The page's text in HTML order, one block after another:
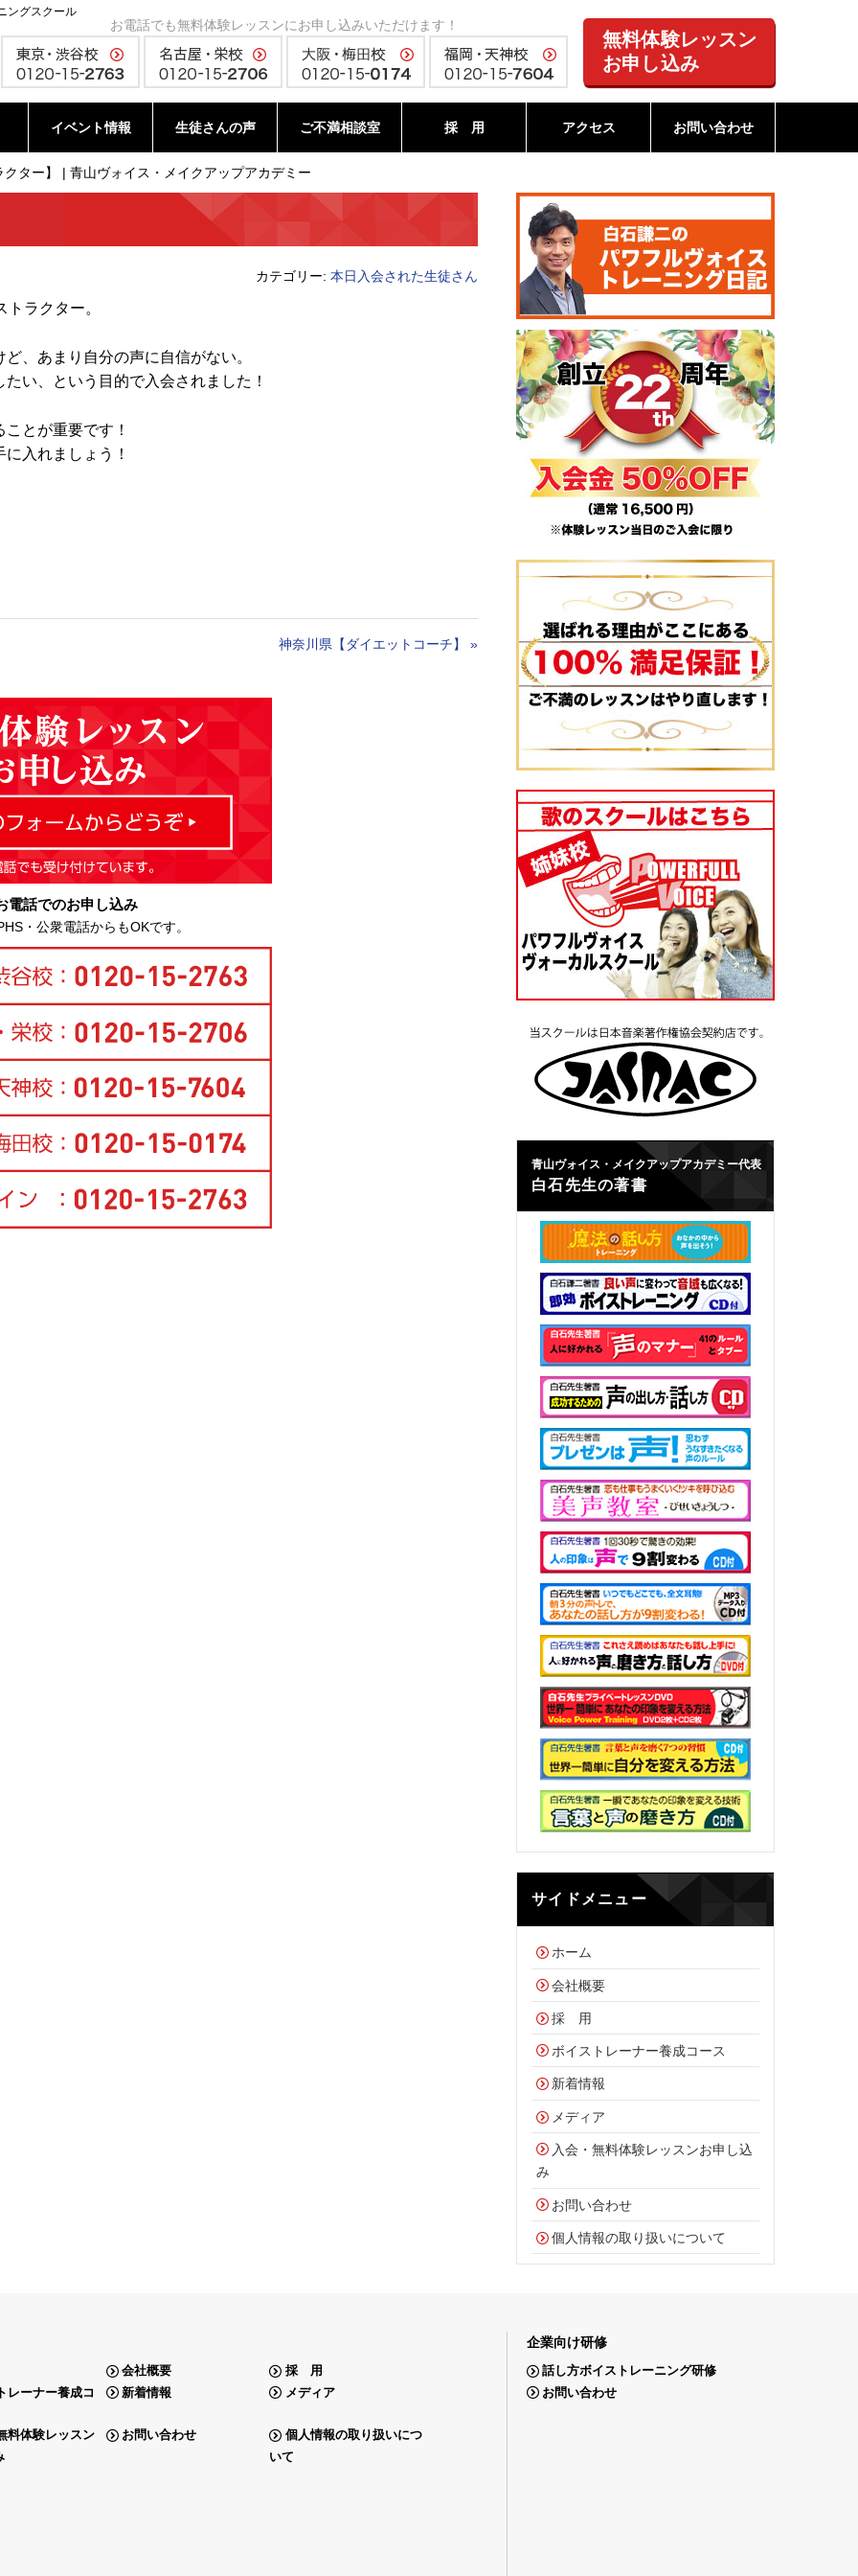
ングスクール
お電話でも無料体験レッスンにお申し込みいただけます！
無料体験レッスン
お申し込み
イベント情報 生徒さんの声 ご不満相談室 採 用 アクセス お問い合わせ
ター】 | 青山ヴォイス・メイクアップアカデミー
カテゴリー: 本日入会された生徒さん
ラクター。
、あまり自分の声に自信がない。
い、という目的で入会されました！
とが重要です！
入れましょう！
神奈川県【ダイエットコーチ】 »
電話でのお申し込み
・公衆電話からもOKです。
青山ヴォイス・メイクアップアカデミー代表
白石先生の著書
サイドメニュー
ホーム
会社概要
採 用
ボイストレーナー養成コース
新着情報
メディア
入会・無料体験レッスンお申し込
み
お問い合わせ
個人情報の取り扱いについて
会社概要
採 用
レーナー養成コ
新着情報 メディア
料体験レッスン
お問い合わせ
個人情報の取り扱いにつ
いて
企業向け研修
話し方ボイストレーニング研修
お問い合わせ